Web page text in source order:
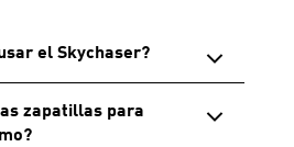
el Skychaser?
zapatillas para